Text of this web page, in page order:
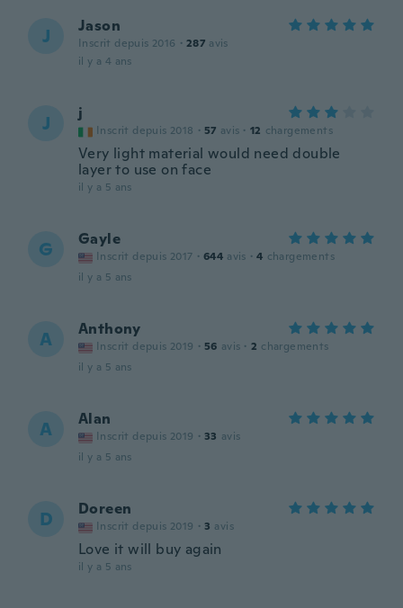
J Jason
Inscrit depuis 2016 · 287 avis
il y a 4 ans
J j
Inscrit depuis 2018 · 57 avis · 12 chargements
Very light material would need double
layer to use on face
il y a 5 ans
G Gayle
Inscrit depuis 2017 · 644 avis · 4 chargements
il y a 5 ans
A Anthony
Inscrit depuis 2019 · 56 avis · 2 chargements
il y a 5 ans
A Alan
Inscrit depuis 2019 · 33 avis
il y a 5 ans
D Doreen
Inscrit depuis 2019 · 3 avis
Love it will buy again
il y a 5 ans